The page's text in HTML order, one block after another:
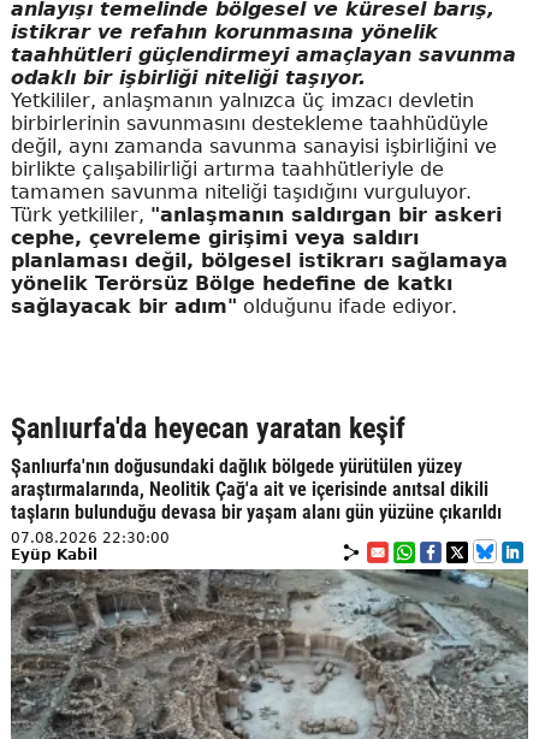
anlayışı temelinde bölgesel ve küresel barış,
istikrar ve refahın korunmasına yönelik
taahhütleri güçlendirmeyi amaçlayan savunma
odaklı bir işbirliği niteliği taşıyor.
Yetkililer, anlaşmanın yalnızca üç imzacı devletin
birbirlerinin savunmasını destekleme taahhüdüyle
değil, aynı zamanda savunma sanayisi işbirliğini ve
birlikte çalışabilirliği artırma taahhütleriyle de
tamamen savunma niteliği taşıdığını vurguluyor.
Türk yetkililer, "anlaşmanın saldırgan bir askeri
cephe, çevreleme girişimi veya saldırı
planlaması değil, bölgesel istikrarı sağlamaya
yönelik Terörsüz Bölge hedefine de katkı
sağlayacak bir adım" olduğunu ifade ediyor.
Şanlıurfa'da heyecan yaratan keşif
Şanlıurfa'nın doğusundaki dağlık bölgede yürütülen yüzey
araştırmalarında, Neolitik Çağ'a ait ve içerisinde anıtsal dikili
taşların bulunduğu devasa bir yaşam alanı gün yüzüne çıkarıldı
07.08.2026 22:30:00
Eyüp Kabil